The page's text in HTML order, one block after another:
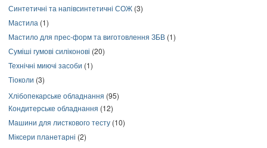
Синтетичні та напівсинтетичні СОЖ (3)
Мастила (1)
Мастило для прес-форм та виготовлення ЗБВ (1)
Суміші гумові силіконові (20)
Технічні миючі засоби (1)
Тіоколи (3)
Хлібопекарське обладнання (95)
Кондитерське обладнання (12)
Машини для листкового тесту (10)
Міксери планетарні (2)